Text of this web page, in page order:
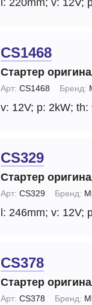
l: 220mm; v: 12V;
CS1468
Стартер
Арт: CS1468 Бренд:
v: 12V; p: 2kW; th:
CS329
Стартер
Арт: CS329 Бренд:
l: 246mm; v: 12V;
CS378
Стартер
Арт: CS378 Бренд: